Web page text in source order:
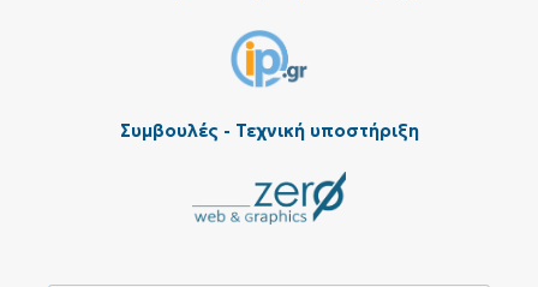
Συμβουλές - Τεχνική υποστήριξη